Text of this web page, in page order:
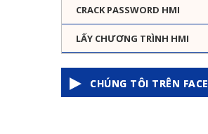
CRACK PASSWORD HMI
LẤY CHƯƠNG TRÌNH HMI
CHÚNG TÔI TRÊN